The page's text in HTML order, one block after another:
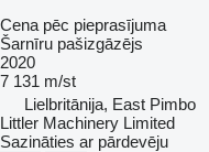
Cena pēc pieprasījuma
Šarnīru pašizgāzējs
2020
7 131 m/st
Lielbritānija, East Pimbo
Littler Machinery Limited
Sazināties ar pārdevēju